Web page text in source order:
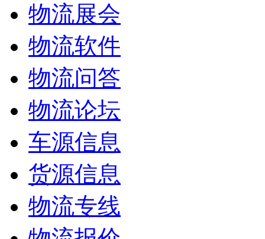
物流展会
物流软件
物流问答
物流论坛
车源信息
货源信息
物流专线